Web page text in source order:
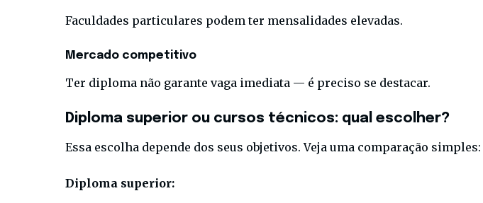
Faculdades particulares podem ter mensalidades elevadas.
Mercado competitivo
Ter diploma não garante vaga imediata — é preciso se destacar.
Diploma superior ou cursos técnicos: qual escolher?
Essa escolha depende dos seus objetivos. Veja uma comparação simples:
Diploma superior: